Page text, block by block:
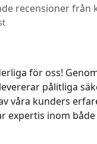
recensioner från
för oss!
pålitliga
våra kunders
expertis inom